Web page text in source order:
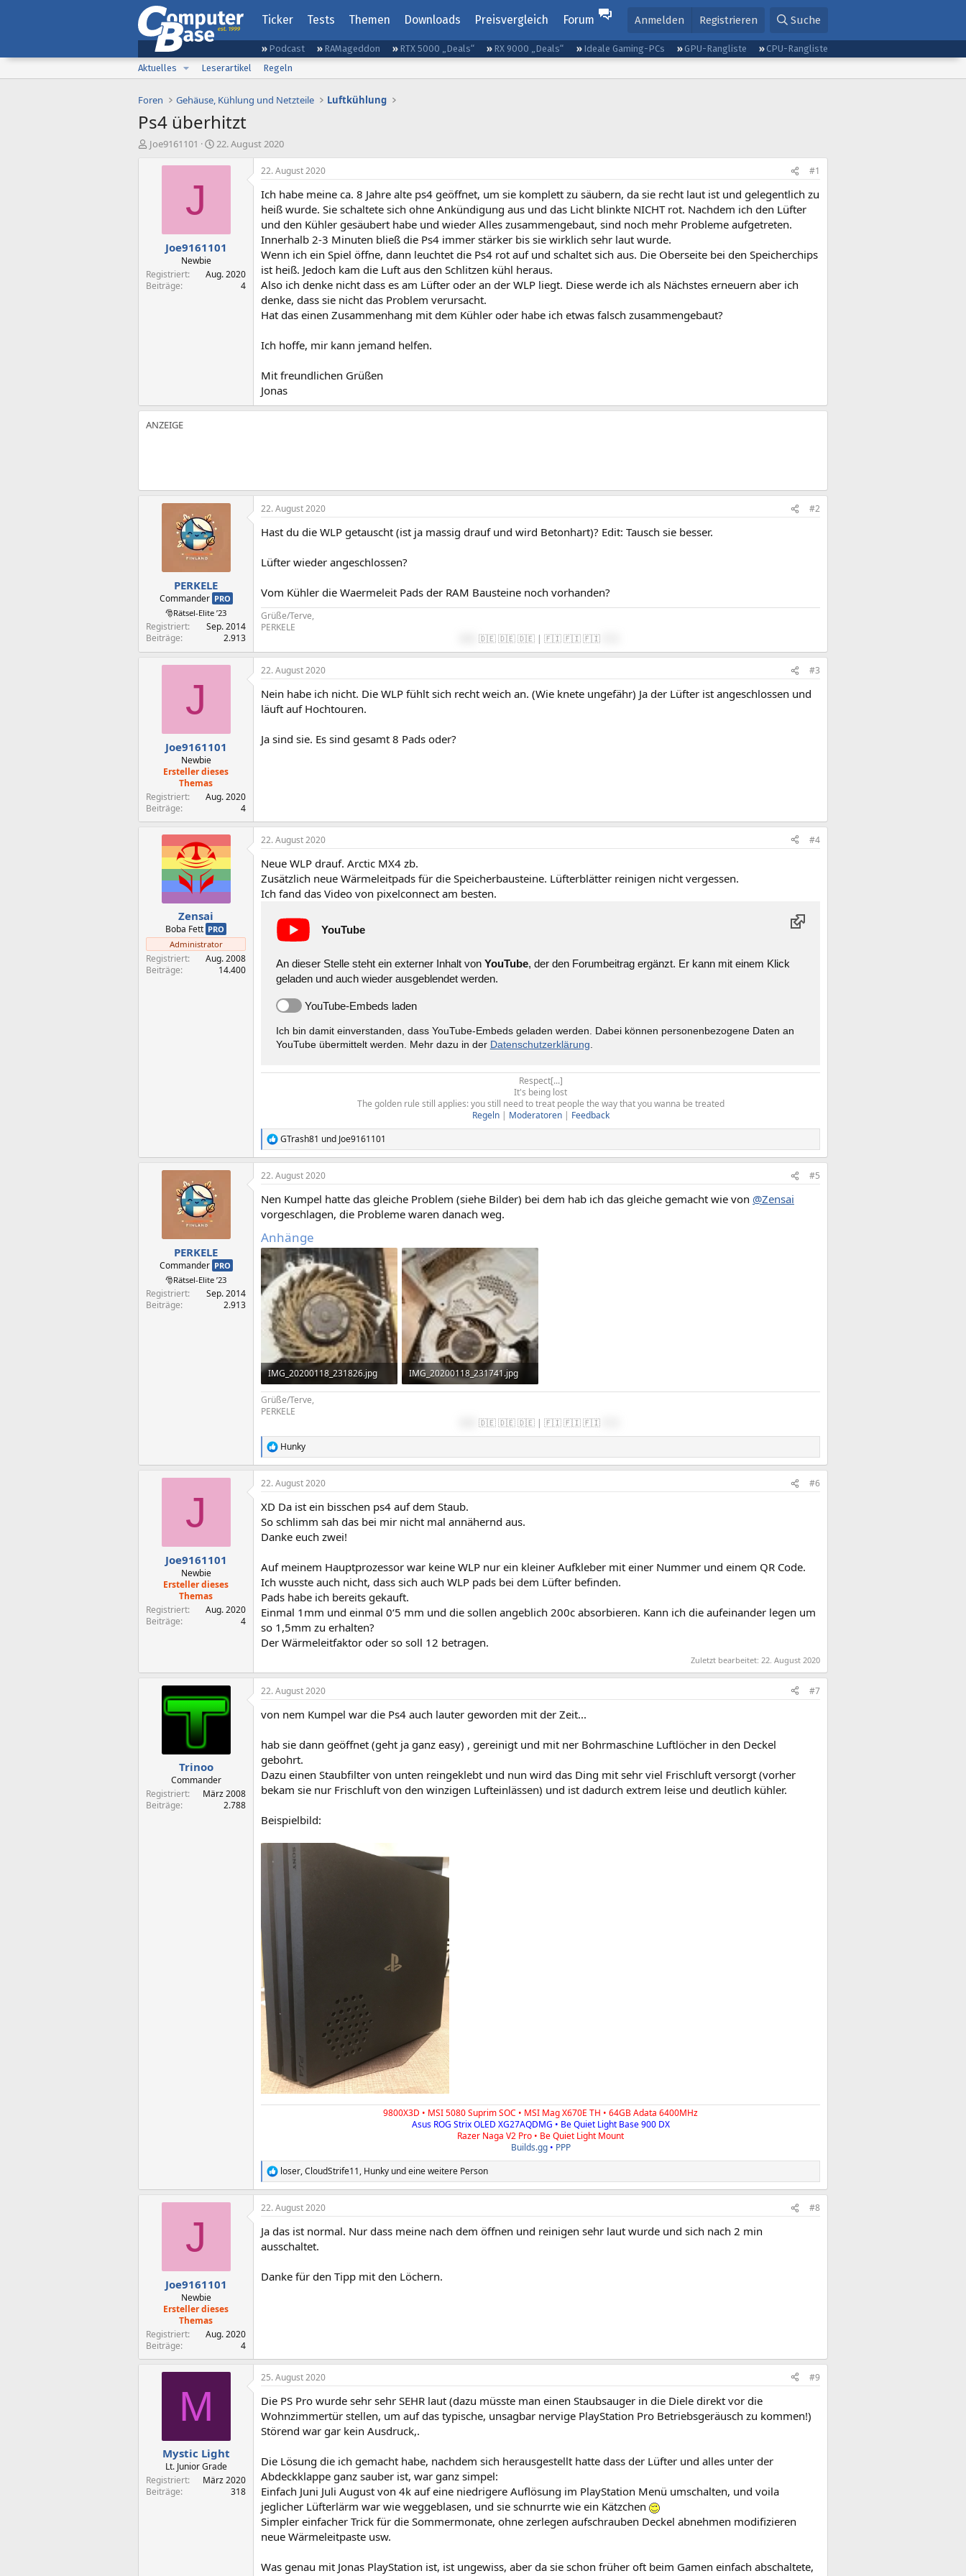
Ticker Tests Themen Downloads Preisvergleich Forum Anmelden Registrieren Suche
Podcast RAMageddon RTX 5000 „Deals“ RX 9000 „Deals“ Ideale Gaming-PCs GPU-Rangliste
CPU-Rangliste
Aktuelles
Leserartikel Regeln
Foren Gehäuse, Kühlung und Netzteile Luftkühlung
Ps4 überhitzt
E
Joe9161101
E
s
t
a
22. August 2020
J
Joe9161101
Newbie
Registriert
Aug. 2020
Beiträge
4
22. August 2020 #1
Ich habe meine ca. 8 Jahre alte ps4 geöffnet, um sie komplett zu säubern, da sie recht laut ist und gelegentlich zu
heiß wurde. Sie schaltete sich ohne Ankündigung aus und das Licht blinkte NICHT rot. Nachdem ich den Lüfter
und den Kühler gesäubert habe und wieder Alles zusammengebaut, sind noch mehr Probleme aufgetreten.
Innerhalb 2-3 Minuten bließ die Ps4 immer stärker bis sie wirklich sehr laut wurde.
Wenn ich ein Spiel öffne, dann leuchtet die Ps4 rot auf und schaltet sich aus. Die Oberseite bei den Speicherchips
ist heiß. Jedoch kam die Luft aus den Schlitzen kühl heraus.
Also ich denke nicht dass es am Lüfter oder an der WLP liegt. Diese werde ich als Nächstes erneuern aber ich
denke, dass sie nicht das Problem verursacht.
Hat das einen Zusammenhang mit dem Kühler oder habe ich etwas falsch zusammengebaut?
Ich hoffe, mir kann jemand helfen.
Mit freundlichen Grüßen
Jonas
PERKELE
Commander PRO
🎅Rätsel-Elite ’23
Registriert
Sep. 2014
Beiträge
2.913
22. August 2020 #2
Hast du die WLP getauscht (ist ja massig drauf und wird Betonhart)? Edit: Tausch sie besser.
Lüfter wieder angeschlossen?
Vom Kühler die Waermeleit Pads der RAM Bausteine noch vorhanden?
Grüße/Terve,
PERKELE
🇩🇪 🇩🇪 🇩🇪 | 🇫🇮 🇫🇮 🇫🇮
J
Joe9161101
Newbie
Ersteller dieses
Themas
Registriert
Aug. 2020
Beiträge
4
22. August 2020 #3
Nein habe ich nicht. Die WLP fühlt sich recht weich an. (Wie knete ungefähr) Ja der Lüfter ist angeschlossen und
läuft auf Hochtouren.
Ja sind sie. Es sind gesamt 8 Pads oder?
Zensai
Boba Fett PRO
Administrator
Registriert
Aug. 2008
Beiträge
14.400
22. August 2020 #4
Neue WLP drauf. Arctic MX4 zb.
Zusätzlich neue Wärmeleitpads für die Speicherbausteine. Lüfterblätter reinigen nicht vergessen.
Ich fand das Video von pixelconnect am besten.
YouTube
An dieser Stelle steht ein externer Inhalt von YouTube, der den Forumbeitrag ergänzt. Er kann mit einem Klick
geladen und auch wieder ausgeblendet werden.
YouTube-Embeds laden
Ich bin damit einverstanden, dass YouTube-Embeds geladen werden. Dabei können personen­bezogene Daten an
YouTube übermittelt werden. Mehr dazu in der Datenschutzerklärung.
Respect[...]
It's being lost
The golden rule still applies: you still need to treat people the way that you wanna be treated
Regeln| Moderatoren| Feedback
R
e
a
k
i
o
e
n
:
GTrash81 und Joe9161101
PERKELE
Commander PRO
🎅Rätsel-Elite ’23
Registriert
Sep. 2014
Beiträge
2.913
22. August 2020 #5
Nen Kumpel hatte das gleiche Problem (siehe Bilder) bei dem hab ich das gleiche gemacht wie von @Zensai
vorgeschlagen, die Probleme waren danach weg.
Anhänge
IMG_20200118_231826.jpg
3,6 MB · Aufrufe: 616
IMG_20200118_231741.jpg
3,7 MB · Aufrufe: 572
Grüße/Terve,
PERKELE
🇩🇪 🇩🇪 🇩🇪 | 🇫🇮 🇫🇮 🇫🇮
R
e
a
k
i
o
n
e
:
Hunky
J
Joe9161101
Newbie
Ersteller dieses
Themas
Registriert
Aug. 2020
Beiträge
4
22. August 2020 #6
XD Da ist ein bisschen ps4 auf dem Staub.
So schlimm sah das bei mir nicht mal annähernd aus.
Danke euch zwei!
Auf meinem Hauptprozessor war keine WLP nur ein kleiner Aufkleber mit einer Nummer und einem QR Code.
Ich wusste auch nicht, dass sich auch WLP pads bei dem Lüfter befinden.
Pads habe ich bereits gekauft.
Einmal 1mm und einmal 0‘5 mm und die sollen angeblich 200c absorbieren. Kann ich die aufeinander legen um
so 1,5mm zu erhalten?
Der Wärmeleitfaktor oder so soll 12 betragen.
Zuletzt bearbeitet: 22. August 2020
Trinoo
Commander
Registriert
März 2008
Beiträge
2.788
22. August 2020 #7
von nem Kumpel war die Ps4 auch lauter geworden mit der Zeit...
hab sie dann geöffnet (geht ja ganz easy) , gereinigt und mit ner Bohrmaschine Luftlöcher in den Deckel
gebohrt.
Dazu einen Staubfilter von unten reingeklebt und nun wird das Ding mit sehr viel Frischluft versorgt (vorher
bekam sie nur Frischluft von den winzigen Lufteinlässen) und ist dadurch extrem leise und deutlich kühler.
Beispielbild:
9800X3D • MSI 5080 Suprim SOC • MSI Mag X670E TH • 64GB Adata 6400MHz
Asus ROG Strix OLED XG27AQDMG • Be Quiet Light Base 900 DX
Razer Naga V2 Pro • Be Quiet Light Mount
Builds.gg• PPP
R
e
a
k
i
o
n
loser,CloudStrife11, Hunky und eine weitere Person
J
Joe9161101
Newbie
Ersteller dieses
Themas
Registriert
Aug. 2020
Beiträge
4
22. August 2020 #8
Ja das ist normal. Nur dass meine nach dem öffnen und reinigen sehr laut wurde und sich nach 2 min
ausschaltet.
Danke für den Tipp mit den Löchern.
M
Mystic Light
Lt. Junior Grade
Registriert
März 2020
Beiträge
318
25. August 2020 #9
Die PS Pro wurde sehr sehr SEHR laut (dazu müsste man einen Staubsauger in die Diele direkt vor die
Wohnzimmertür stellen, um auf das typische, unsagbar nervige PlayStation Pro Betriebsgeräusch zu kommen!)
Störend war gar kein Ausdruck,.
Die Lösung die ich gemacht habe, nachdem sich herausgestellt hatte dass der Lüfter und alles unter der
Abdeckklappe ganz sauber ist, war ganz simpel:
Einfach Juni Juli August von 4k auf eine niedrigere Auflösung im PlayStation Menü umschalten, und voila
jeglicher Lüfterlärm war wie weggeblasen, und sie schnurrte wie ein Kätzchen
Simpler einfacher Trick für die Sommermonate, ohne zerlegen aufschrauben Deckel abnehmen modifizieren
neue Wärmeleitpaste usw.
Was genau mit Jonas PlayStation ist, ist ungewiss, aber da sie schon früher oft beim Gamen einfach abschaltete,